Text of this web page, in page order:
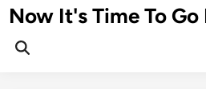
Skip
to
content
Now It's Time To